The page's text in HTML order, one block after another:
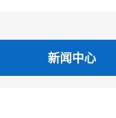
新闻中心